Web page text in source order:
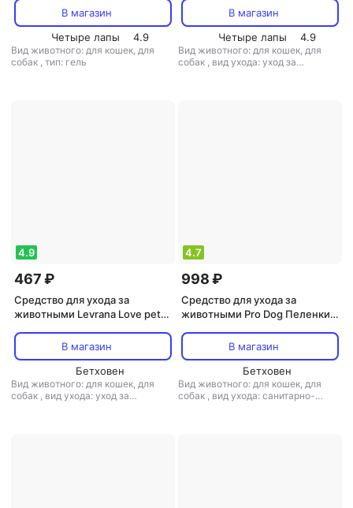
Антибактериальный гель для
лечения ран и дерматитов у
кошек и собак, 30 гр
В магазин
Четыре лапы
4.9
Вид животного: для кошек, для
собак , тип: гель
противовоспалительным и
заживляющим действиями
для кошек и собак, 100 мл
В магазин
Четыре лапы
4.9
Вид животного: для кошек, для
собак , вид ухода: уход за
4.9
467 ₽
Средство для ухода за
животными Levrana Love pets
собак и кошек (100 мл.)
В магазин
Бетховен
Вид животного: для кошек, для
собак , вид ухода: уход за
4.7
998 ₽
Средство для ухода за
животными Pro Dog Пеленки
30шт c гелевым абсорбентом
и клеевыми уголками
В магазин
Бетховен
Вид животного: для кошек, для
собак , вид ухода: санитарно-